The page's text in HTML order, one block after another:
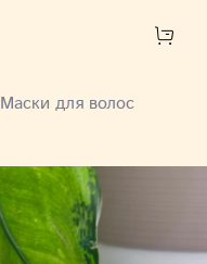
Маски для волос